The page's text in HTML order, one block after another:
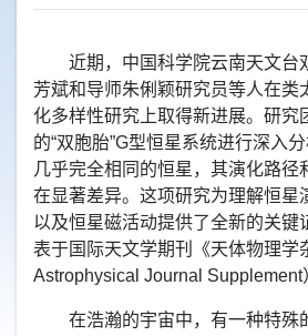
近期，中国科学院云南天文台
芳斌和导师朱俐颖研究员等人在类
化多样性研究上取得新进展。研究
的“双胞胎”G型恒星系统进行深入
几乎完全相同的恒星，其演化路径
在显著差异。这项研究为理解恒星
以及恒星磁活动提供了全新的关键
表于国际天文学期刊《天体物理学
Astrophysical Journal Supplement
在浩瀚的宇宙中，有一种特殊